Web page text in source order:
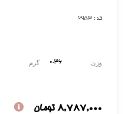
کد : 2953
وزن: ۰.۳6 گرم
8,787,000 تومان